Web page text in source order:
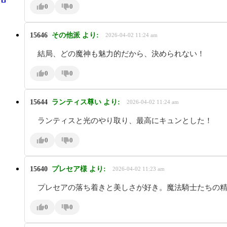
0 0
15646 その他派 より: 2026-04-02 11:24 am
結局、どの魔神も魅力的だから、決められない！
0 0
15644 ランティス尊い より: 2026-04-02 11:24 am
ランティスと光のやり取り、最高にキュンとした！
0 0
15640 プレセア様 より: 2026-04-02 11:23 am
プレセアの落ち着きと美しさが好き。魔法騎士たちの
0 0